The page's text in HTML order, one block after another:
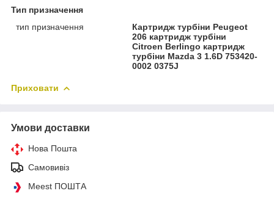
Тип призначення
тип призначення
Картридж турбіни Peugeot
206 картридж турбіни
Citroen Berlingo картридж
турбіни Mazda 3 1.6D 753420-
0002 0375J
Приховати
Умови доставки
Нова Пошта
Самовивіз
Meest ПОШТА